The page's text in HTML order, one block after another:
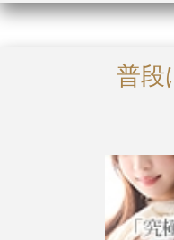
普段